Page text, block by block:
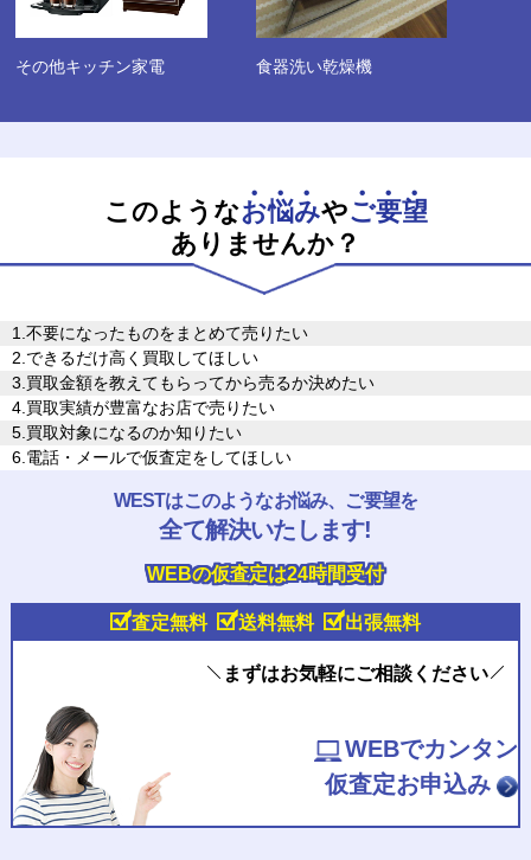
その他キッチン家電 食器洗い乾燥機
このようなお悩みやご要望
ありませんか？
1.不要になったものをまとめて売りたい
2.できるだけ高く買取してほしい
3.買取金額を教えてもらってから売るか決めたい
4.買取実績が豊富なお店で売りたい
5.買取対象になるのか知りたい
6.電話・メールで仮査定をしてほしい
WESTはこのようなお悩み、ご要望を
全て解決いたします!
WEBの仮査定は24時間受付
査定無料 送料無料 出張無料
まずはお気軽にご相談ください
WEBでカンタン
仮査定お申込み